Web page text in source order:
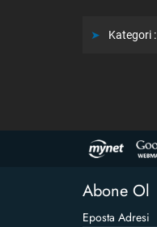
Kategori :
Abone Ol
Eposta Adresi